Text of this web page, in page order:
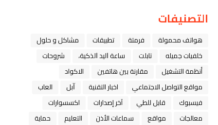
التصنيفات
هواتف محمولة فرمتة تطبيقات
مشاكل و حلول
خلفيات جميله
تابلت ﺳﺎﻋﺔ ﺍﻟﻴﺪ ﺍﻟﺬﻛﻴﺔ،
شروحات
أنظمة التشغيل
مقارنة بين هاتفين
الاكواد
مواقع التواصل الاجتماعي
اخبار التقنية ﺁﺑﻞ
العاب
فيسبوك
قابل للطي آخر إصدارات
اكسسوارات
معالجات
مواقع سماعات الأذن التعليم
حماية